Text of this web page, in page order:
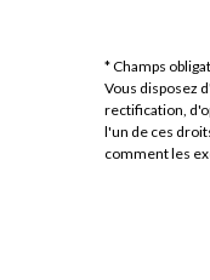
* Champs
Vous disposez
rectification,
l'un de ces
comment les